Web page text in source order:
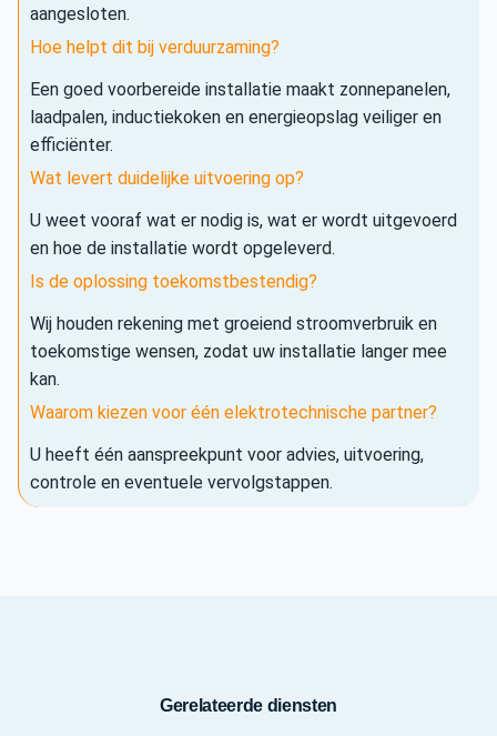
aangesloten.
Hoe helpt dit bij verduurzaming?
Een goed voorbereide installatie maakt zonnepanelen,
laadpalen, inductiekoken en energieopslag veiliger en
efficiënter.
Wat levert duidelijke uitvoering op?
U weet vooraf wat er nodig is, wat er wordt uitgevoerd
en hoe de installatie wordt opgeleverd.
Is de oplossing toekomstbestendig?
Wij houden rekening met groeiend stroomverbruik en
toekomstige wensen, zodat uw installatie langer mee
kan.
Waarom kiezen voor één elektrotechnische partner?
U heeft één aanspreekpunt voor advies, uitvoering,
controle en eventuele vervolgstappen.
Gerelateerde diensten